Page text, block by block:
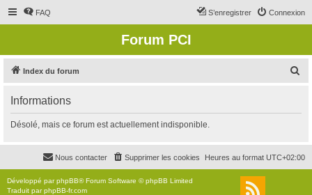
FAQ Connexion
S’enregistrer
Forum PCI
Index du forum
r
c
Informations
Désolé, mais ce forum est actuellement indisponible.
Heures au format UTC+02:00
Supprimer les cookies
Nous contacter
Développé parphpBB® Forum Software © phpBB Limited
Traduit parphpBB-fr.com